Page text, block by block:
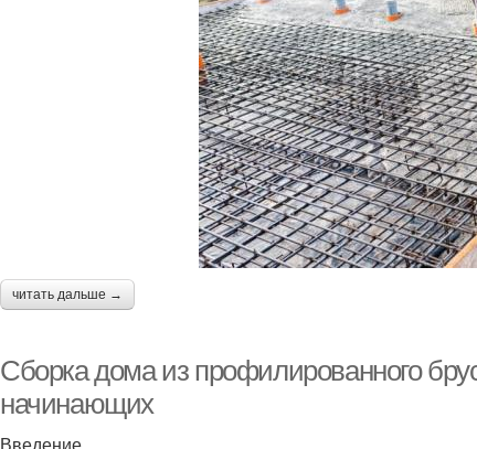
читать дальше →
Сборка дома из профилированного
начинающих